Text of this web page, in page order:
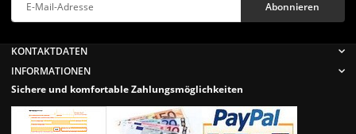
KONTAKTDATEN
INFORMATIONEN
Sichere und komfortable Zahlungsmöglichkeiten
Abonnieren